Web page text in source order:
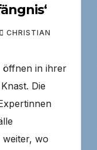
CHRISTIAN
öffnen in ihrer
Die
wo